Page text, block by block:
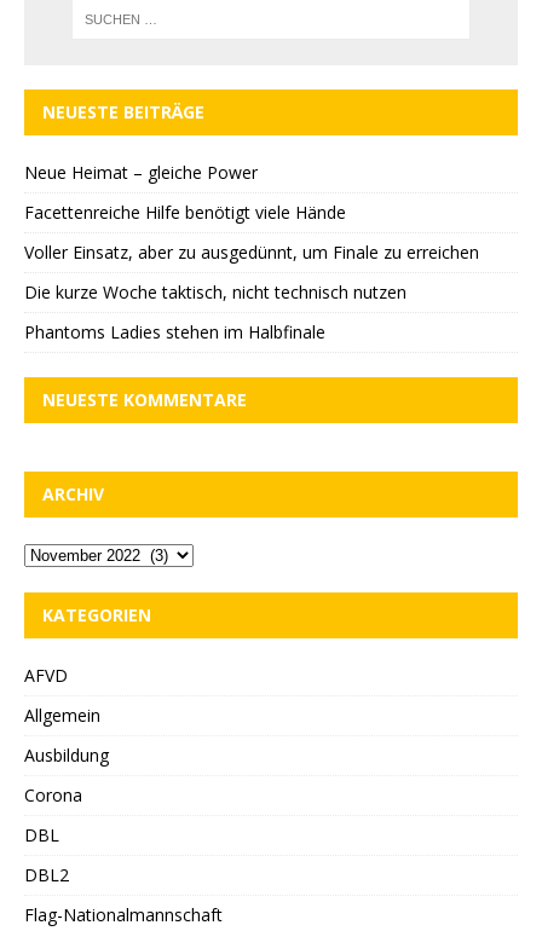
NEUESTE BEITRÄGE
Neue Heimat – gleiche Power
Facettenreiche Hilfe benötigt viele Hände
Voller Einsatz, aber zu ausgedünnt, um Finale zu erreichen
Die kurze Woche taktisch, nicht technisch nutzen
Phantoms Ladies stehen im Halbfinale
NEUESTE KOMMENTARE
ARCHIV
KATEGORIEN
AFVD
Allgemein
Ausbildung
Corona
DBL
DBL2
Flag-Nationalmannschaft